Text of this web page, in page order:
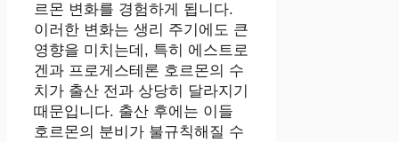
르몬 변화를 경험하게 됩니다.
이러한 변화는 생리 주기에도 큰
영향을 미치는데, 특히 에스트로
겐과 프로게스테론 호르몬의 수
치가 출산 전과 상당히 달라지기
때문입니다. 출산 후에는 이들
호르몬의 분비가 불규칙해질 수